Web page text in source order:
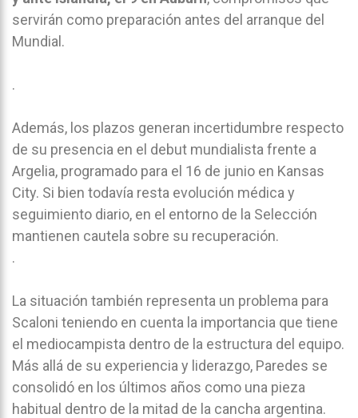
servirán como preparación antes del arranque del
Mundial.
.
Además, los plazos generan incertidumbre respecto
de su presencia en el debut mundialista frente a
Argelia, programado para el 16 de junio en Kansas
City. Si bien todavía resta evolución médica y
seguimiento diario, en el entorno de la Selección
mantienen cautela sobre su recuperación.
.
La situación también representa un problema para
Scaloni teniendo en cuenta la importancia que tiene
el mediocampista dentro de la estructura del equipo.
Más allá de su experiencia y liderazgo, Paredes se
consolidó en los últimos años como una pieza
habitual dentro de la mitad de la cancha argentina.